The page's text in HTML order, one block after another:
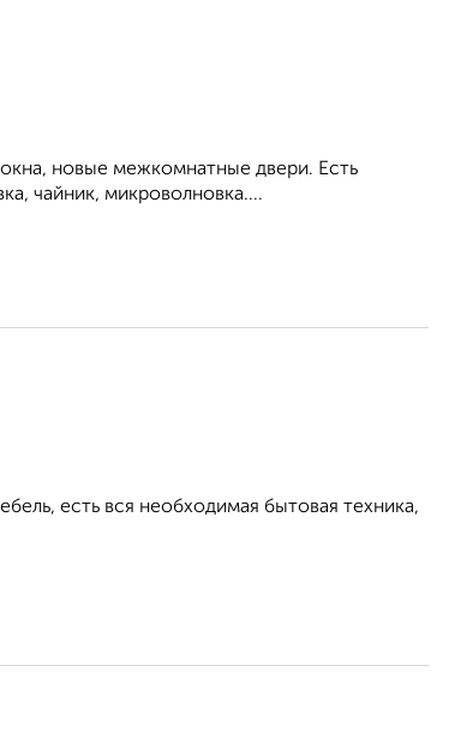
новые межкомнатные двери. Есть
чайник, микроволновка....
есть вся необходимая бытовая техника,